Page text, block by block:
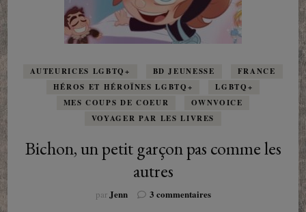
AUTEURICES LGBTQ+ BD JEUNESSE
FRANCE
HÉROS ET HÉROÏNES LGBTQ+
LGBTQ+
MES COUPS DE COEUR
OWNVOICE
VOYAGER PAR LES LIVRES
Bichon, un petit garçon pas comme les
autres
parJenn 3 commentairessur